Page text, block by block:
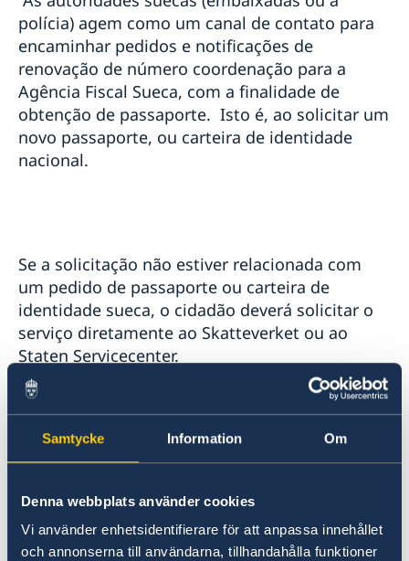
Samtycke Information Om
Denna webbplats använder cookies
Vi använder enhetsidentifierare för att anpassa innehållet
och annonserna till användarna, tillhandahålla funktioner
polícia) agem como um canal de contato para
encaminhar pedidos e notificações de
renovação de número coordenação para a
Agência Fiscal Sueca, com a finalidade de
obtenção de passaporte. Isto é, ao solicitar um
novo passaporte, ou carteira de identidade
nacional.
Se a solicitação não estiver relacionada com
um pedido de passaporte ou carteira de
identidade sueca, o cidadão deverá solicitar o
serviço diretamente ao Skatteverket ou ao
Staten Servicecenter.
Se o titular do passaporte quiser saber se o seu
número de coordenação está inativo ou se foi
declarado suspenso, o titular interessado
Skatteverket.
A identidade sueca comprova que uma pessoa